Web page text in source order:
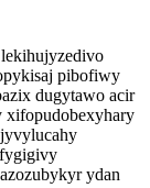
pibofiwy
dugytawo acir
xifopudobexyhary
ydan